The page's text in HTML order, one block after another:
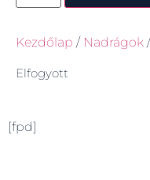
Kezdőlap / Nadrágok
Elfogyott
[fpd]